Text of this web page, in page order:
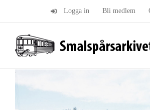
Logga in Bli medlem